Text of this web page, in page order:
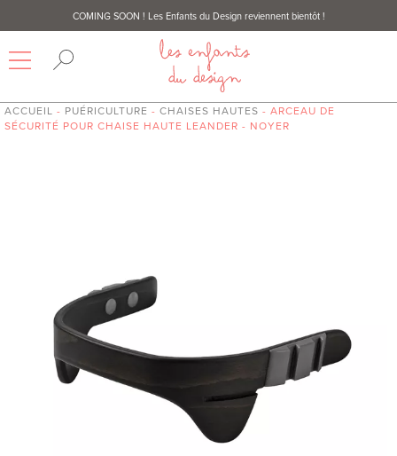
COMING SOON ! Les Enfants du Design reviennent bientôt !
ACCUEIL - PUÉRICULTURE - CHAISES HAUTES - ARCEAU DE
SÉCURITÉ POUR CHAISE HAUTE LEANDER - NOYER